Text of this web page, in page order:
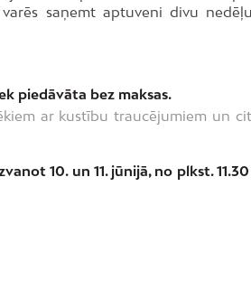
saņemt aptuveni divu
piedāvāta bez maksas.
ar kustību traucējumiem un
10. un 11. jūnijā, no plkst.